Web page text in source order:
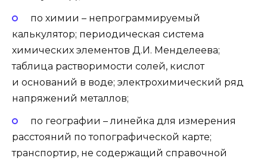
по химии – непрограммируемый
калькулятор; периодическая система
химических элементов Д.И. Менделеева;
таблица растворимости солей, кислот
и оснований в воде; электрохимический ряд
напряжений металлов;
по географии – линейка для измерения
расстояний по топографической карте;
транспортир, не содержащий справочной